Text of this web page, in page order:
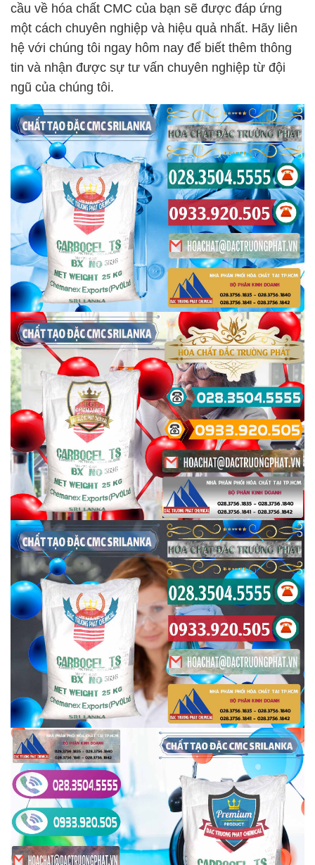
cầu về hóa chất CMC của bạn sẽ được đáp ứng
một cách chuyên nghiệp và hiệu quả nhất. Hãy liên
hệ với chúng tôi ngay hôm nay để biết thêm thông
tin và nhận được sự tư vấn chuyên nghiệp từ đội
ngũ của chúng tôi.